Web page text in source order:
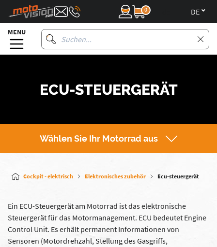
0
MENU
ECU-STEUERGERÄT
Wählen Sie Ihr Motorrad aus
Cockpit - elektrisch Elektronisches zubehör Ecu-steuergerät
Ein ECU-Steuergerät am Motorrad ist das elektronische
Steuergerät für das Motormanagement. ECU bedeutet Engine
Control Unit. Es erhält permanent Informationen von
Sensoren (Motordrehzahl, Stellung des Gasgriffs,